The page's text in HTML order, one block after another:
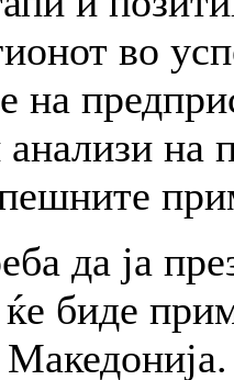
во
на
на
да ја
ќе биде